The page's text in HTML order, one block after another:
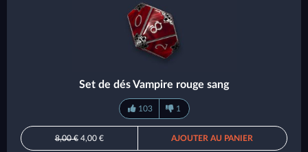
Set de dés Vampire rouge sang
103 1
8,00 €4,00 € AJOUTER AU PANIER